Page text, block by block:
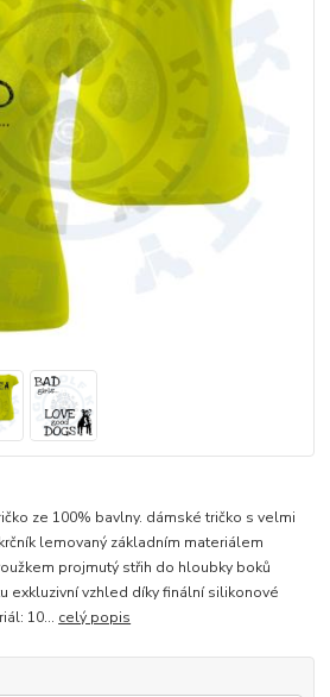
ze 100% bavlny. dámské tričko s velmi
lemovaný základním materiálem
projmutý střih do hloubky boků
exkluzivní vzhled díky finální silikonové
10... celý popis